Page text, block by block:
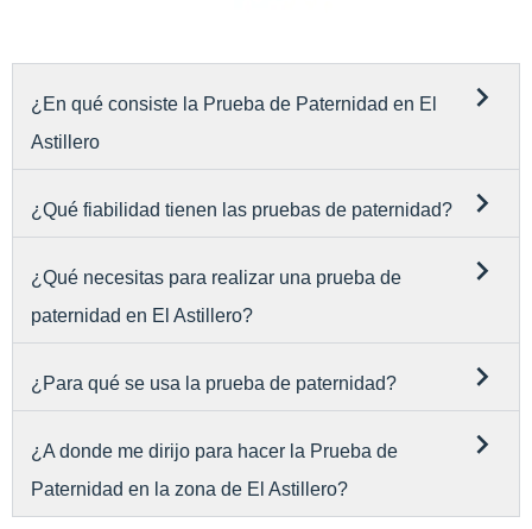
¿En qué consiste la Prueba de Paternidad en El
Astillero
¿Qué fiabilidad tienen las pruebas de paternidad?
¿Qué necesitas para realizar una prueba de
paternidad en El Astillero?
¿Para qué se usa la prueba de paternidad?
¿A donde me dirijo para hacer la Prueba de
Paternidad en la zona de El Astillero?